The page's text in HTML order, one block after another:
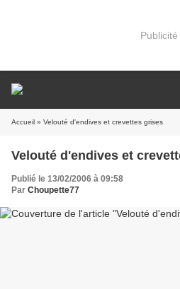
Publicité
Accueil » Velouté d'endives et crevettes grises
Velouté d'endives et
Publié le 13/02/2006 à 09:58
Par Choupette77